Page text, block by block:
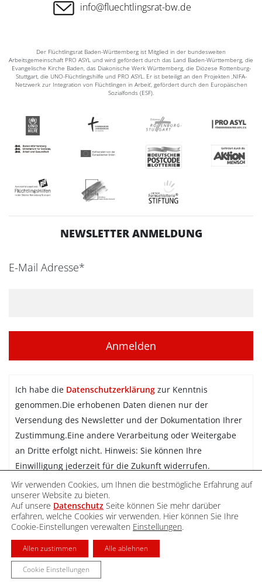
info@fluechtlingsrat-bw.de
Der Flüchtlingsrat Baden-Württemberg ist Mitglied in der bundesweiten
Arbeitsgemeinschaft PRO ASYL und wird gefördert durch das Land Baden-Württemberg, die
Evangelische Kirche Baden, das Diakonische Werk Württemberg, die Diözese Rottenburg-
Stuttgart, die UNO-Flüchtlingshilfe und PRO ASYL. Er ist beteiligt an den Projekten ‚NIFA-
Netzwerk zur Integration von Flüchtlingen in Arbeit‘, gefördert durch den Europäischen
Sozialfonds (ESF).
NEWSLETTER ANMELDUNG
E-Mail Adresse*
Ich habe die Datenschutzerklärung zur Kenntnis
genommen.Die erhobenen Daten dienen nur der
Versendung des Newsletter und der Dokumentation Ihrer
Zustimmung.Eine andere Verarbeitung oder Weitergabe
an Dritte erfolgt nicht. Hinweis: Sie können Ihre
Einwilligung jederzeit für die Zukunft widerrufen.
Newsletter abonnieren
DATENSCHUTZ IMPRESSUM
Wir verwenden Cookies, um Ihnen die bestmögliche Erfahrung auf
unserer Website zu bieten.
Auf unsere Datenschutz Seite können Sie mehr darüber
erfahren, welche Cookies wir verwenden. Hier können Sie Ihre
Cookie-Einstellungen verewalten Einstellungen.
Allen zustimmen Alle ablehnen
Cookie Einstellungen